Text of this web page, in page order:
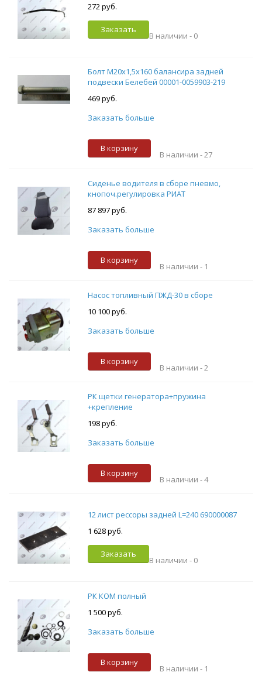
272 руб.
Заказать
В наличии - 0
Болт М20х1,5х160 балансира задней
подвески Белебей 00001-0059903-219
469 руб.
Заказать больше
В корзину
В наличии -27
Сиденье водителя в сборе пневмо,
кнопоч.регулировка РИАТ
87 897 руб.
Заказать больше
В корзину
В наличии - 1
Насос топливный ПЖД-30 в сборе
10 100 руб.
Заказать больше
В корзину
В наличии -2
РК щетки генератора+пружина
+крепление
198 руб.
Заказать больше
В корзину
В наличии -4
12 лист рессоры задней L=240 690000087
1 628 руб.
Заказать
В наличии - 0
РК КОМ полный
1 500 руб.
Заказать больше
В корзину
В наличии - 1